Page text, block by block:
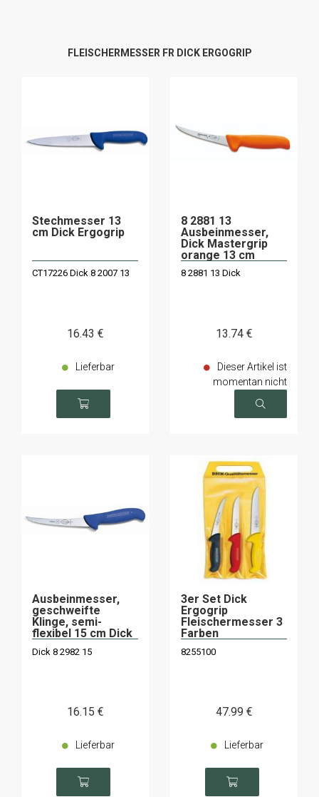
FLEISCHERMESSER FR DICK ERGOGRIP
Stechmesser 13
cm Dick Ergogrip
CT17226 Dick 8 2007 13
16.43 €
Lieferbar
8 2881 13
Ausbeinmesser,
Dick Mastergrip
orange 13 cm
8 2881 13 Dick
13.74 €
Dieser Artikel ist
momentan nicht
verfügbar
Ausbeinmesser,
geschweifte
Klinge, semi-
flexibel 15 cm Dick
Ergogrip
Dick 8 2982 15
16.15 €
Lieferbar
3er Set Dick
Ergogrip
Fleischermesser 3
Farben
8255100
47.99 €
Lieferbar